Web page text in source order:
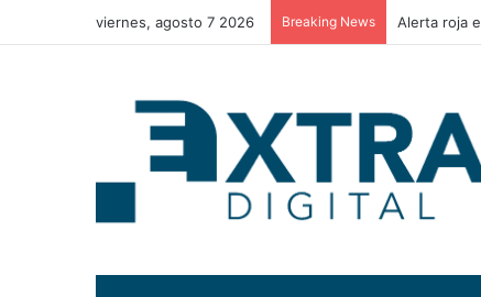
viernes, agosto 7 2026 Breaking News Decomisan